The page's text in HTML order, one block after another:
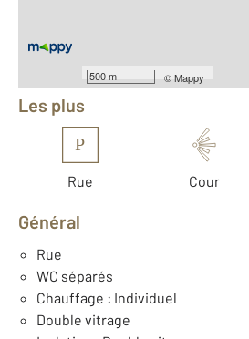
500 m ©Mappy
Équipements
Les plus
P
Rue Cour
Général
Rue
WC séparés
Chauffage : Individuel
Double vitrage